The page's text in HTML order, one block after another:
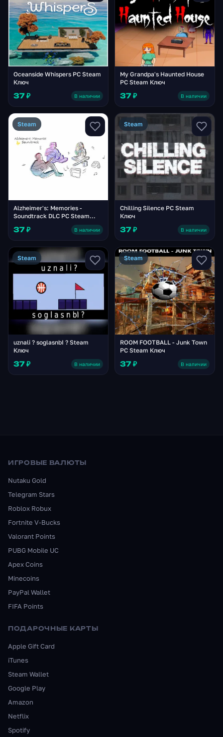
Oceanside Whispers PC Steam
Ключ
37 ₽ В наличии
My Grandpa's Haunted House
PC Steam Ключ
37 ₽ В наличии
Steam
Alzheimer's: Memories -
Soundtrack DLC PC Steam
37 ₽ В наличии
Steam
Chilling Silence PC Steam
Ключ
37 ₽ В наличии
Steam
uznali ? soglasnbI ? Steam
Ключ
37 ₽ В наличии
Steam
ROOM FOOTBALL - Junk Town
PC Steam Ключ
37 ₽ В наличии
ИГРОВЫЕ ВАЛЮТЫ
Nutaku Gold
Telegram Stars
Roblox Robux
Fortnite V-Bucks
Valorant Points
PUBG Mobile UC
Apex Coins
Minecoins
PayPal Wallet
FIFA Points
ПОДАРОЧНЫЕ КАРТЫ
Apple Gift Card
iTunes
Steam Wallet
Google Play
Amazon
Netflix
Spotify